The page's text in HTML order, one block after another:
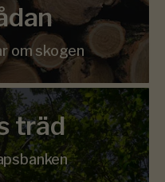
om skogen
träd